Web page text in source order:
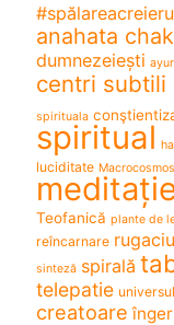
anahata
dumnezeiești
centri subtili
spirituala
spiritual
luciditate Macrocosmos
Teofanică plante de
reîncarnare
sinteză spirală
telepatie
creatoare